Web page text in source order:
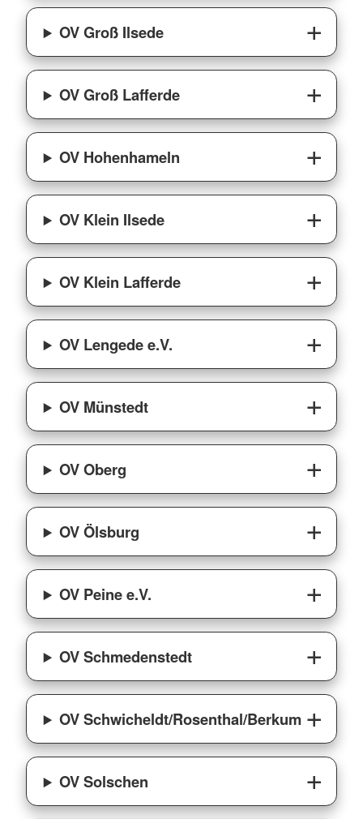
OV Groß Ilsede
OV Groß Lafferde
OV Hohenhameln
OV Klein Ilsede
OV Klein Lafferde
OV Lengede e.V.
OV Münstedt
OV Oberg
OV Ölsburg
OV Peine e.V.
OV Schmedenstedt
OV Schwicheldt/Rosenthal/Berkum
OV Solschen